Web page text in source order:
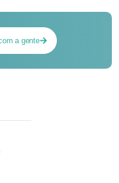
a gente